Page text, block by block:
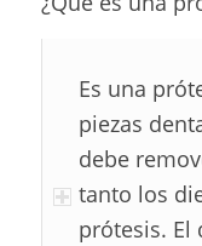
Es una
piezas
debe
tanto los
prótesis. El